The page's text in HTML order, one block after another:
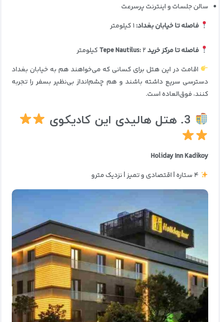
سالن جلسات و اینترنت پرسرعت
فاصله تا خیابان بغداد:۱ کیلومتر
فاصله تا مرکز خرید Tepe Nautilus:۲ کیلومتر
اقامت در این هتل برای کسانی که می‌خواهند هم به خیابان بغداد
دسترسی سریع داشته باشند و هم چشم‌انداز بی‌نظیر بسفر را تجربه
کنند، فوق‌العاده است.
Holiday Inn Kadikoy